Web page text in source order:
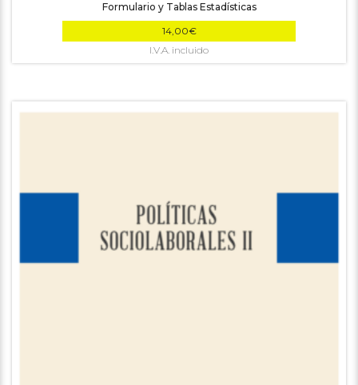
Formulario y Tablas Estadísticas
14,00€